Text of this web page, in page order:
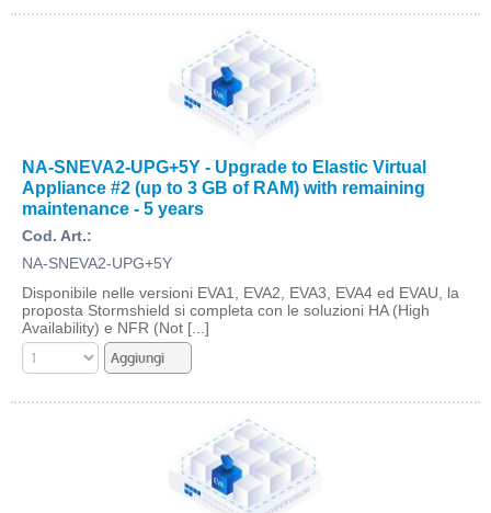
NA-SNEVA2-UPG+5Y - Upgrade to Elastic Virtual
Appliance #2 (up to 3 GB of RAM) with remaining
maintenance - 5 years
Cod. Art.:
NA-SNEVA2-UPG+5Y
Disponibile nelle versioni EVA1, EVA2, EVA3, EVA4 ed EVAU, la
proposta Stormshield si completa con le soluzioni HA (High
Availability) e NFR (Not [...]